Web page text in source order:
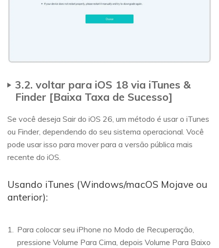
3.2. voltar para iOS 18 via iTunes &
Finder [Baixa Taxa de Sucesso]
Se você deseja Sair do iOS 26, um método é usar o iTunes
ou Finder, dependendo do seu sistema operacional. Você
pode usar isso para mover para a versão pública mais
recente do iOS.
Usando iTunes (Windows/macOS Mojave ou
anterior):
Para colocar seu iPhone no Modo de Recuperação,
pressione Volume Para Cima, depois Volume Para Baixo